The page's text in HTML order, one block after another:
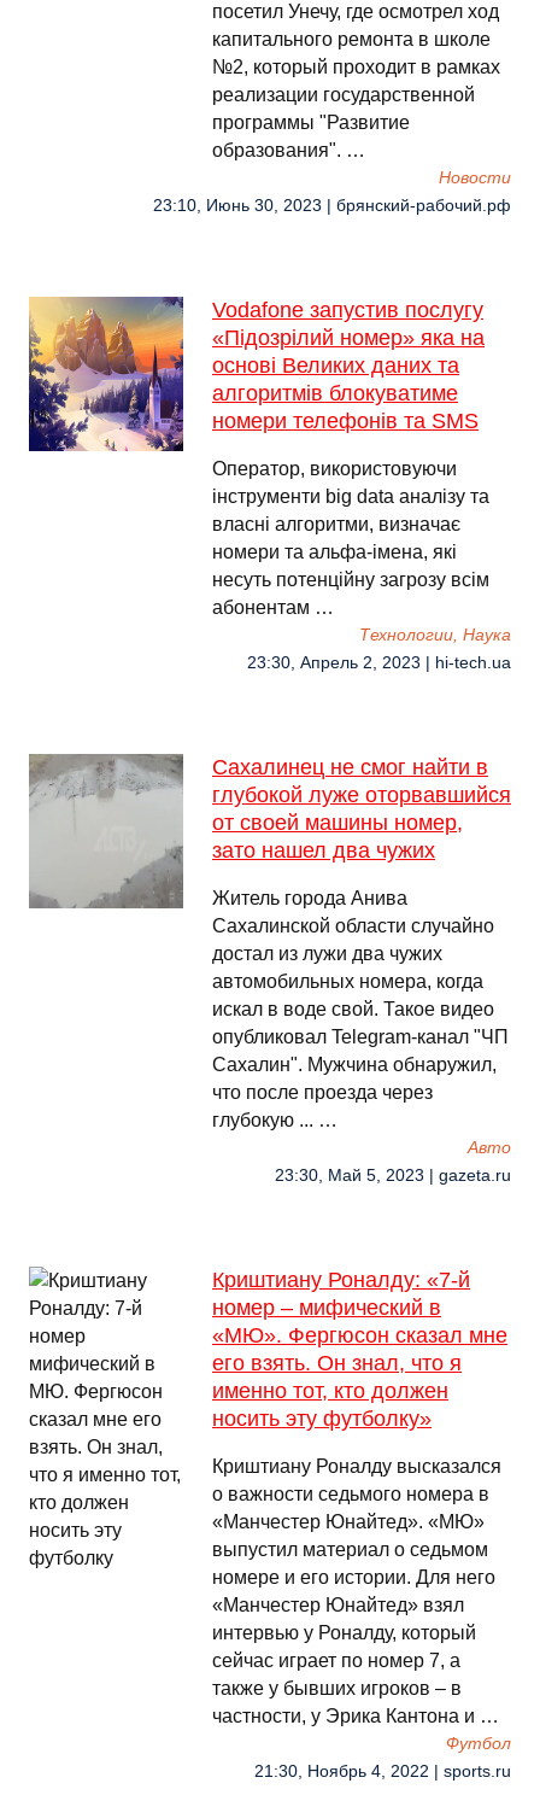
посетил Унечу, где осмотрел ход
капитального ремонта в школе
№2, который проходит в рамках
реализации государственной
программы "Развитие
образования". …
Новости
23:10, Июнь 30, 2023 | брянский-рабочий.рф
Vodafone запустив послугу
«Підозрілий номер» яка на
основі Великих даних та
алгоритмів блокуватиме
номери телефонів та SMS
Оператор, використовуючи
інструменти big data аналізу та
власні алгоритми, визначає
номери та альфа-імена, які
несуть потенційну загрозу всім
абонентам …
Технологии, Наука
23:30, Апрель 2, 2023 | hi-tech.ua
Сахалинец не смог найти в
глубокой луже оторвавшийся
от своей машины номер,
зато нашел два чужих
Житель города Анива
Сахалинской области случайно
достал из лужи два чужих
автомобильных номера, когда
искал в воде свой. Такое видео
опубликовал Telegram-канал "ЧП
Сахалин". Мужчина обнаружил,
что после проезда через
глубокую ... …
Авто
23:30, Май 5, 2023 | gazeta.ru
Криштиану Роналду: «7-й
номер – мифический в
«МЮ». Фергюсон сказал мне
его взять. Он знал, что я
именно тот, кто должен
носить эту футболку»
Криштиану Роналду высказался
о важности седьмого номера в
«Манчестер Юнайтед». «МЮ»
выпустил материал о седьмом
номере и его истории. Для него
«Манчестер Юнайтед» взял
интервью у Роналду, который
сейчас играет по номер 7, а
также у бывших игроков – в
частности, у Эрика Кантона и …
Футбол
21:30, Ноябрь 4, 2022 | sports.ru